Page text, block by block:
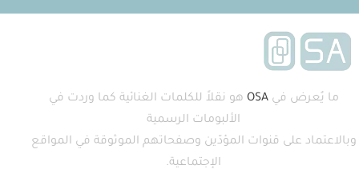
ما يُعرض فيOSA هو نقلاً للكلمات الغنائية كما وردت في
الألبومات الرسمية
وبالاعتماد على قنوات المؤدّين وصفحاتهم الموثوقة في المواقع
الإجتماعية.